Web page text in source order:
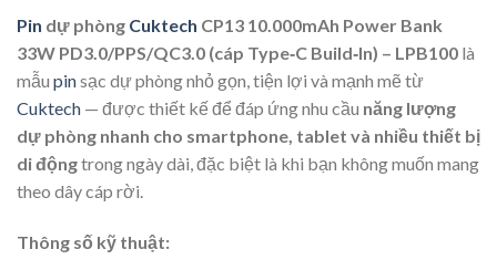
Pin dự phòng Cuktech CP13 10.000mAh Power Bank
33W PD3.0/PPS/QC3.0 (cáp Type‑C Build‑In) – LPB100 là
mẫu pinsạc dự phòng nhỏ gọn, tiện lợi và mạnh mẽ từ
Cuktech — được thiết kế để đáp ứng nhu cầu năng lượng
dự phòng nhanh cho smartphone, tablet và nhiều thiết bị
di độngtrong ngày dài, đặc biệt là khi bạn không muốn mang
theo dây cáp rời.
Thông số kỹ thuật: